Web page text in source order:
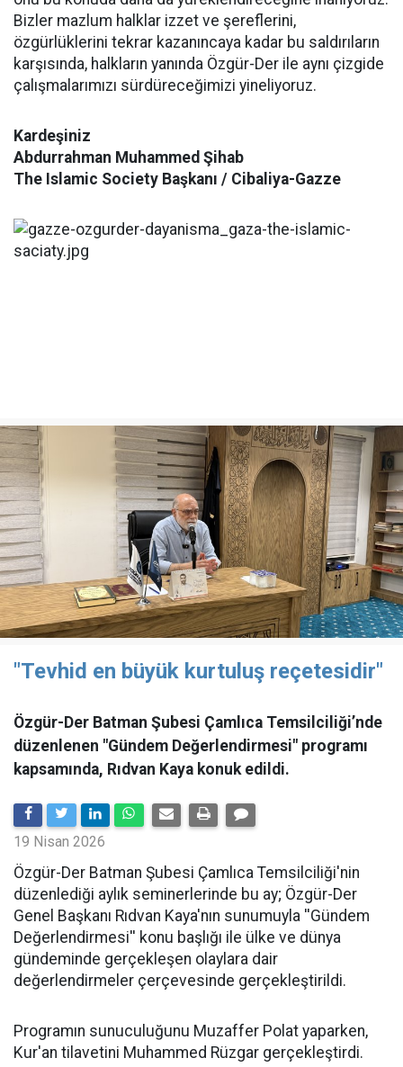
Bizler mazlum halklar izzet ve şereflerini,
özgürlüklerini tekrar kazanıncaya kadar bu saldırıların
karşısında, halkların yanında Özgür-Der ile aynı çizgide
çalışmalarımızı sürdüreceğimizi yineliyoruz.
Kardeşiniz
Abdurrahman Muhammed Şihab
The Islamic Society Başkanı / Cibaliya-Gazze
"Tevhid en büyük kurtuluş reçetesidir"
Özgür-Der Batman Şubesi Çamlıca Temsilciliği’nde
düzenlenen "Gündem Değerlendirmesi" programı
kapsamında, Rıdvan Kaya konuk edildi.
19 Nisan 2026
​Özgür-Der Batman Şubesi Çamlıca Temsilciliği'nin
düzenlediği aylık seminerlerinde bu ay; Özgür-Der
Genel Başkanı Rıdvan Kaya'nın sunumuyla ''Gündem
Değerlendirmesi'' konu başlığı ile ülke ve dünya
gündeminde gerçekleşen olaylara dair
değerlendirmeler çerçevesinde gerçekleştirildi.
Programın sunuculuğunu Muzaffer Polat yaparken,
Kur'an tilavetini Muhammed Rüzgar gerçekleştirdi.